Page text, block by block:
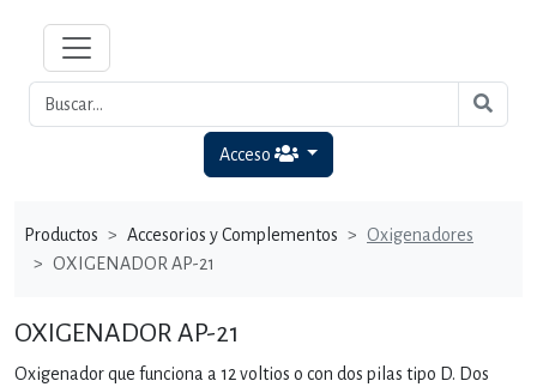
Acceso
Productos Accesorios y Complementos
Oxigenadores
OXIGENADOR AP-21
OXIGENADOR AP-21
Oxigenador que funciona a 12 voltios o con dos pilas tipo D. Dos